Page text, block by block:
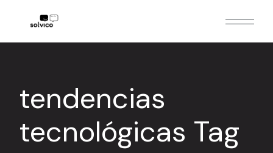
content
tendencias
tecnológicas Tag